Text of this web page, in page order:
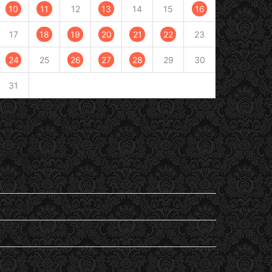
10 11 12 13 14 15 16
17 18 19 20 21 22 23
24 25 26 27 28 29 30
31
Juin Août »
passant